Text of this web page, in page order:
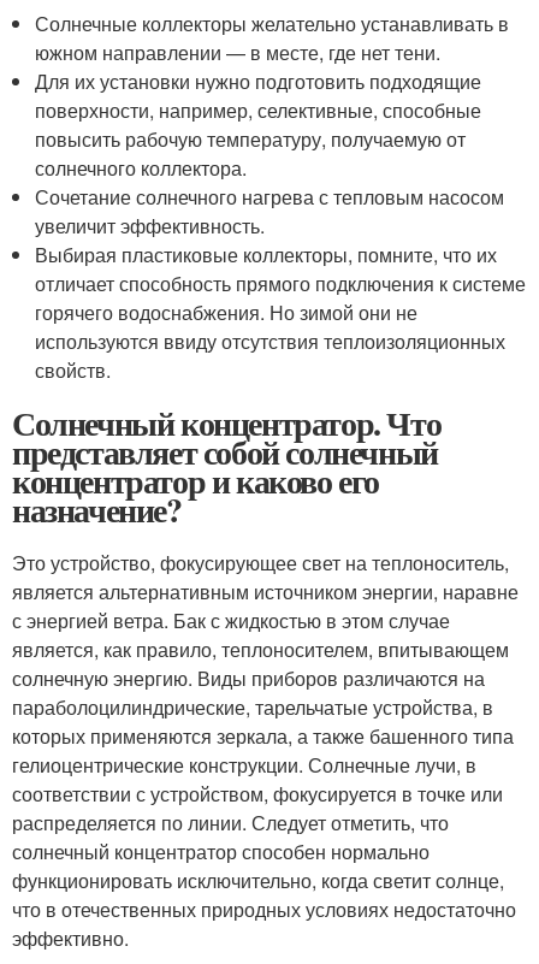
Солнечные коллекторы желательно устанавливать в
южном направлении — в месте, где нет тени.
Для их установки нужно подготовить подходящие
поверхности, например, селективные, способные
повысить рабочую температуру, получаемую от
солнечного коллектора.
Сочетание солнечного нагрева с тепловым насосом
увеличит эффективность.
Выбирая пластиковые коллекторы, помните, что их
отличает способность прямого подключения к системе
горячего водоснабжения. Но зимой они не
используются ввиду отсутствия теплоизоляционных
свойств.
Солнечный концентратор. Что
представляет собой солнечный
концентратор и каково его
назначение?
Это устройство, фокусирующее свет на теплоноситель,
является альтернативным источником энергии, наравне
с энергией ветра. Бак с жидкостью в этом случае
является, как правило, теплоносителем, впитывающем
солнечную энергию. Виды приборов различаются на
параболоцилиндрические, тарельчатые устройства, в
которых применяются зеркала, а также башенного типа
гелиоцентрические конструкции. Солнечные лучи, в
соответствии с устройством, фокусируется в точке или
распределяется по линии. Следует отметить, что
солнечный концентратор способен нормально
функционировать исключительно, когда светит солнце,
что в отечественных природных условиях недостаточно
эффективно.